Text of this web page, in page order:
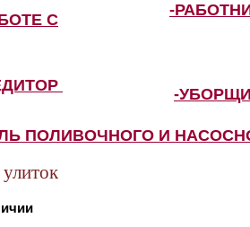
С
-
-
ПОЛИВОЧНОГО И